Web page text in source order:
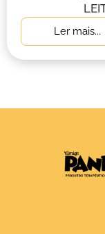
Ler mais...